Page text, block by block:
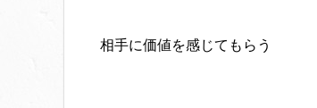
相手に価値を感じてもらう